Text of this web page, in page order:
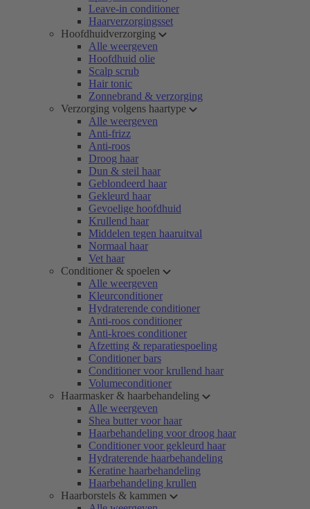
Leave-in conditioner
Haarverzorgingsset
Hoofdhuidverzorging
Alle weergeven
Hoofdhuid olie
Scalp scrub
Hair tonic
Zonnebrand & verzorging
Verzorging volgens haartype
Alle weergeven
Anti-frizz
Anti-roos
Droog haar
Dun & steil haar
Geblondeerd haar
Gekleurd haar
Gevoelige hoofdhuid
Krullend haar
Middelen tegen haaruitval
Normaal haar
Vet haar
Conditioner & spoelen
Alle weergeven
Kleurconditioner
Hydraterende conditioner
Anti-roos conditioner
Anti-kroes conditioner
Afzetting & reparatiespoeling
Conditioner bars
Conditioner voor krullend haar
Volumeconditioner
Haarmasker & haarbehandeling
Alle weergeven
Shea butter voor haar
Haarbehandeling voor droog haar
Conditioner voor gekleurd haar
Hydraterende haarbehandeling
Keratine haarbehandeling
Haarbehandeling krullen
Haarborstels & kammen